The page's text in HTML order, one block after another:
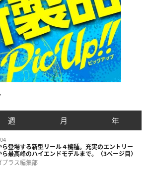
週 月 年
ら登場する新型リール４機種。充実のエントリー
ら最高峰のハイエンドモデルまで。（3ページ目）
プラス編集部